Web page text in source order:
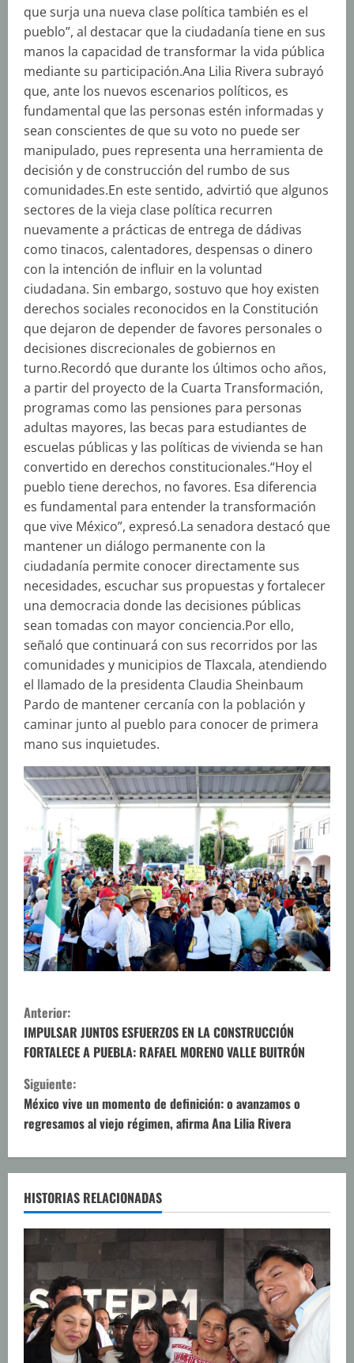
que surja una nueva clase política también es el
pueblo”, al destacar que la ciudadanía tiene en sus
manos la capacidad de transformar la vida pública
mediante su participación.Ana Lilia Rivera subrayó
que, ante los nuevos escenarios políticos, es
fundamental que las personas estén informadas y
sean conscientes de que su voto no puede ser
manipulado, pues representa una herramienta de
decisión y de construcción del rumbo de sus
comunidades.En este sentido, advirtió que algunos
sectores de la vieja clase política recurren
nuevamente a prácticas de entrega de dádivas
como tinacos, calentadores, despensas o dinero
con la intención de influir en la voluntad
ciudadana. Sin embargo, sostuvo que hoy existen
derechos sociales reconocidos en la Constitución
que dejaron de depender de favores personales o
decisiones discrecionales de gobiernos en
turno.Recordó que durante los últimos ocho años,
a partir del proyecto de la Cuarta Transformación,
programas como las pensiones para personas
adultas mayores, las becas para estudiantes de
escuelas públicas y las políticas de vivienda se han
convertido en derechos constitucionales.“Hoy el
pueblo tiene derechos, no favores. Esa diferencia
es fundamental para entender la transformación
que vive México”, expresó.La senadora destacó que
mantener un diálogo permanente con la
ciudadanía permite conocer directamente sus
necesidades, escuchar sus propuestas y fortalecer
una democracia donde las decisiones públicas
sean tomadas con mayor conciencia.Por ello,
señaló que continuará con sus recorridos por las
comunidades y municipios de Tlaxcala, atendiendo
el llamado de la presidenta Claudia Sheinbaum
Pardo de mantener cercanía con la población y
caminar junto al pueblo para conocer de primera
mano sus inquietudes.
S
i
g
u
e
l
e
y
e
n
d
Anterior:
IMPULSAR JUNTOS ESFUERZOS EN LA CONSTRUCCIÓN
FORTALECE A PUEBLA: RAFAEL MORENO VALLE BUITRÓN
Siguiente:
México vive un momento de definición: o avanzamos o
regresamos al viejo régimen, afirma Ana Lilia Rivera
HISTORIAS RELACIONADAS